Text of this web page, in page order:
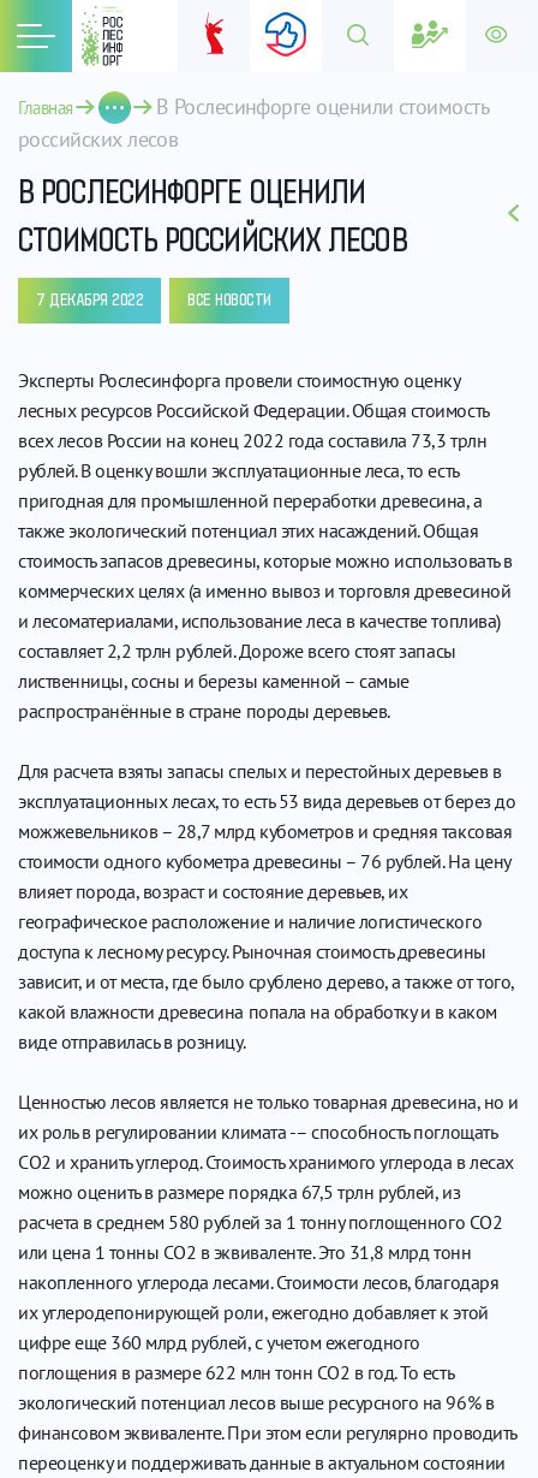
Главная
В Рослесинфорге оценили стоимость
российских лесов
В РОСЛЕСИНФОРГЕ ОЦЕНИЛИ
СТОИМОСТЬ РОССИЙСКИХ ЛЕСОВ
7 ДЕКАБРЯ 2022 ВСЕ НОВОСТИ
Эксперты Рослесинфорга провели стоимостную оценку
лесных ресурсов Российской Федерации. Общая стоимость
всех лесов России на конец 2022 года составила 73,3 трлн
рублей. В оценку вошли эксплуатационные леса, то есть
пригодная для промышленной переработки древесина, а
также экологический потенциал этих насаждений. Общая
стоимость запасов древесины, которые можно использовать в
коммерческих целях (а именно вывоз и торговля древесиной
и лесоматериалами, использование леса в качестве топлива)
составляет 2,2 трлн рублей. Дороже всего стоят запасы
лиственницы, сосны и березы каменной – самые
распространённые в стране породы деревьев.
Для расчета взяты запасы спелых и перестойных деревьев в
эксплуатационных лесах, то есть 53 вида деревьев от берез до
можжевельников – 28,7 млрд кубометров и средняя таксовая
стоимости одного кубометра древесины – 76 рублей. На цену
влияет порода, возраст и состояние деревьев, их
географическое расположение и наличие логистического
доступа к лесному ресурсу. Рыночная стоимость древесины
зависит, и от места, где было срублено дерево, а также от того,
какой влажности древесина попала на обработку и в каком
виде отправилась в розницу.
Ценностью лесов является не только товарная древесина, но и
их роль в регулировании климата -– способность поглощать
CO2 и хранить углерод. Стоимость хранимого углерода в лесах
можно оценить в размере порядка 67,5 трлн рублей, из
расчета в среднем 580 рублей за 1 тонну поглощенного СО2
или цена 1 тонны СО2 в эквиваленте. Это 31,8 млрд тонн
накопленного углерода лесами. Стоимости лесов, благодаря
их углеродепонирующей роли, ежегодно добавляет к этой
цифре еще 360 млрд рублей, с учетом ежегодного
поглощения в размере 622 млн тонн СО2 в год. То есть
экологический потенциал лесов выше ресурсного на 96% в
финансовом эквиваленте. При этом если регулярно проводить
переоценку и поддерживать данные в актуальном состоянии